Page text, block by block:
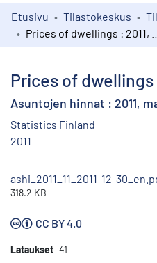
Kokoelmat
Etusivu Tilastokeskus
Prices of dwellings
Asuntojen hinnat : 2011,
Statistics Finland
2011
ashi_2011_11_2011-12-
318.2 KB
CC BY 4.0
Lataukset 41